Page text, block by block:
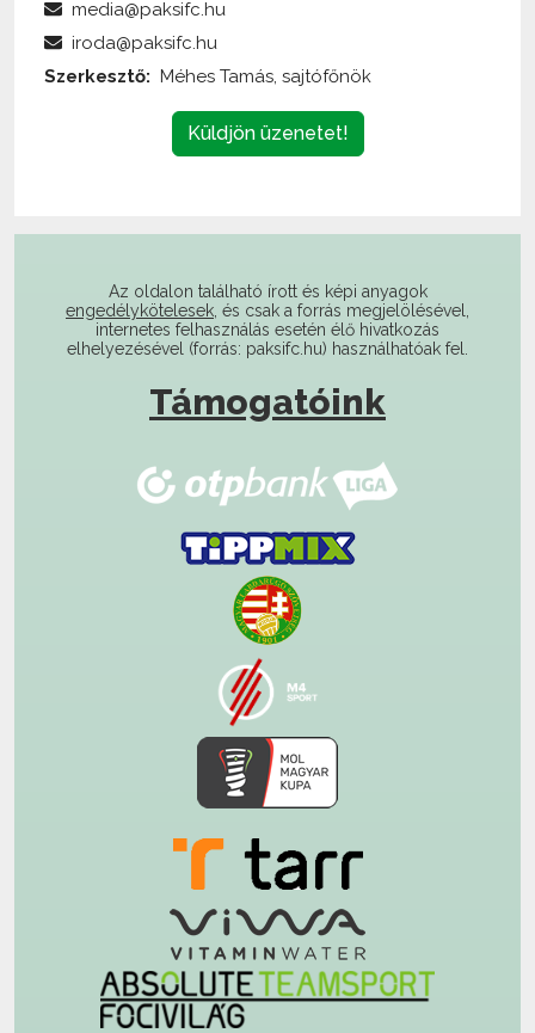
media@paksifc.hu
iroda@paksifc.hu
Szerkesztő: Méhes Tamás, sajtófőnök
Küldjön üzenetet!
Az oldalon található írott és képi anyagok
engedélykötelesek , és csak a forrás megjelölésével,
internetes felhasználás esetén élő hivatkozás
elhelyezésével (forrás: paksifc.hu) használhatóak fel.
Támogatóink